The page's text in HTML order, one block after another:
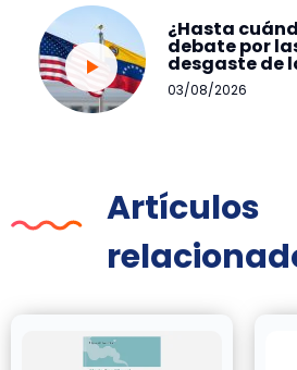
¿Hasta
debate por
desgaste de
03/08/2026
Artículos